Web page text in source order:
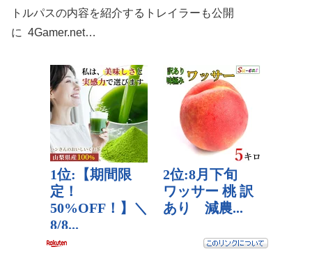
トルパスの内容を紹介するトレイラーも公開
に 4Gamer.net…